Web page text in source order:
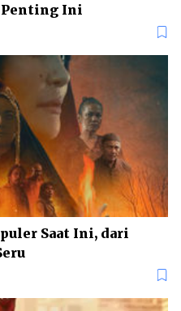
Penting Ini
Saat Ini, dari